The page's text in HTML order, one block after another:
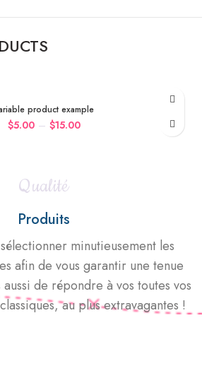
product example
$5.00– $15.00
Qualité
Produits
minutieusement les
afin de vous garantir une tenue
de répondre à vos toutes vos
au plus extravagantes !